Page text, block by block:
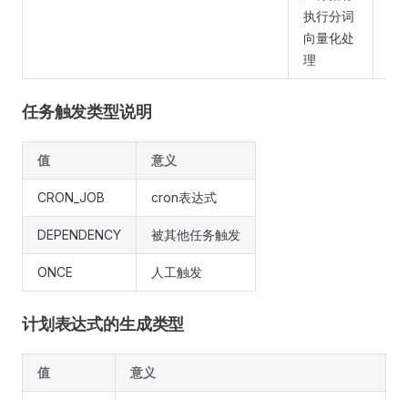
执行分词
向量化处
理
任务触发类型说明
值 意义
CRON_JOB cron表达式
DEPENDENCY 被其他任务触发
ONCE 人工触发
计划表达式的生成类型
值 意义